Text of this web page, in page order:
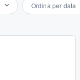
Ordina per data